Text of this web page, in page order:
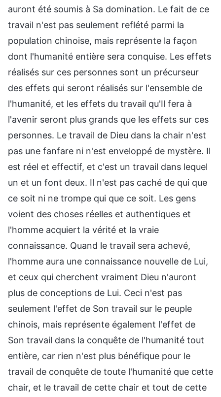
auront été soumis à Sa domination. Le fait de ce
travail n'est pas seulement reflété parmi la
population chinoise, mais représente la façon
dont l'humanité entière sera conquise. Les effets
réalisés sur ces personnes sont un précurseur
des effets qui seront réalisés sur l'ensemble de
l'humanité, et les effets du travail qu'Il fera à
l'avenir seront plus grands que les effets sur ces
personnes. Le travail de Dieu dans la chair n'est
pas une fanfare ni n'est enveloppé de mystère. Il
est réel et effectif, et c'est un travail dans lequel
un et un font deux. Il n'est pas caché de qui que
ce soit ni ne trompe qui que ce soit. Les gens
voient des choses réelles et authentiques et
l'homme acquiert la vérité et la vraie
connaissance. Quand le travail sera achevé,
l'homme aura une connaissance nouvelle de Lui,
et ceux qui cherchent vraiment Dieu n'auront
plus de conceptions de Lui. Ceci n'est pas
seulement l'effet de Son travail sur le peuple
chinois, mais représente également l'effet de
Son travail dans la conquête de l'humanité tout
entière, car rien n'est plus bénéfique pour le
travail de conquête de toute l'humanité que cette
chair, et le travail de cette chair et tout de cette